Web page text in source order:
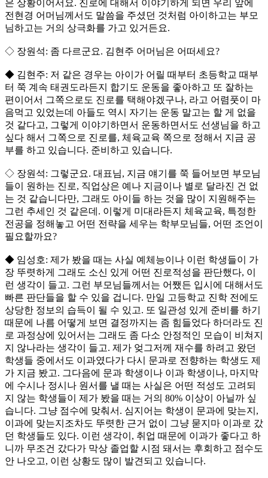
은 상황이어서요. 진로에 대해서 이야기하게 되면 우리 앞에
전현경 어머님께서도 말씀을 주셨던 것처럼 아이하고는 부모
님하고는 거의 상극화를 가고 있거든요.
◇ 장원석: 좀 다르군요. 김현주 어머님은 어떠세요?
◆ 김현주: 저 같은 경우는 아이가 어릴 때부터 초등학교 때부
터 쭉 계속 태권도라든지 합기도 운동을 좋아하고 또 잘하는
편이어서 그쪽으로도 진로를 택해야겠구나, 라고 어렴풋이 마
음먹고 있었는데 아들도 역시 자기는 운동 말고는 할 게 없을
것 같다고, 그렇게 이야기하면서 운동하면서도 선생님을 하고
싶다 해서 그쪽으로 진로를, 체육교육 쪽으로 정해서 지금 공
부를 하고 있습니다. 준비하고 있습니다.
◇ 장원석: 그렇군요. 대표님, 지금 얘기를 쭉 들어보면 부모님
들이 원하는 진로, 직업상은 예나 지금이나 별로 달라진 건 없
는 것 같습니다만, 그래도 아이들 하는 것을 많이 지원해주는
그런 추세인 것 같은데. 이렇게 미대라든지 체육교육, 특정한
전공을 정해놓고 어떤 전략을 세우는 학부모님들, 어떤 조언이
필요할까요?
◆ 임성호: 제가 봤을 때는 사실 예체능이나 이런 학생들이 가
장 뚜렷하게 그래도 소신 있게 어떤 진로적성을 판단했다, 이
런 생각이 들고. 그런 부모님들께서는 어쨌든 입시에 대해서도
빠른 판단들을 할 수 있을 겁니다. 만일 고등학교 진학 전에도
상당한 정보의 습득이 될 수 있고. 또 일관성 있게 준비를 하기
때문에 나름 어떻게 보면 결정까지는 좀 힘들었다 하더라도 진
로 과정상에 있어서는 그래도 좀 다소 안정적인 모습이 비쳐지
지 않나라는 생각이 들고. 제가 엊그저께 재수를 하려고 왔던
학생들 중에서도 이과였다가 다시 문과로 전향하는 학생도 제
가 지금 봤고. 그다음에 문과 학생이나 이과 학생이나, 마지막
에 수시나 정시나 원서를 낼 때는 사실은 어떤 적성도 고려되
지 않는 학생들이 제가 봤을 때는 거의 80% 이상이 아닐까 싶
습니다. 그냥 점수에 맞춰서. 심지어는 학생이 문과에 맞는지,
이과에 맞는지조차도 뚜렷한 근거 없이 그냥 묻지마 이과로 갔
던 학생들도 있다. 이런 생각이, 취업 때문에 이과가 좋다고 하
니까 무조건 갔다가 막상 졸업할 시점 돼서는 후회하고 점수도
안 나오고, 이런 상황도 많이 발견되고 있습니다.